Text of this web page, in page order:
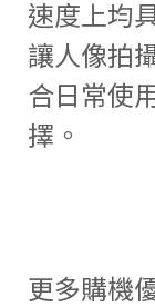
速度上均
讓人像拍
合日常使
擇。
更多購機